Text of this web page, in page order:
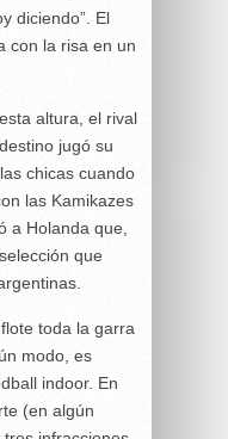
diciendo”. El
con la risa en un
altura, el rival
jugó su
chicas cuando
las Kamikazes
a Holanda que,
que
toda la garra
modo, es
indoor. En
(en algún